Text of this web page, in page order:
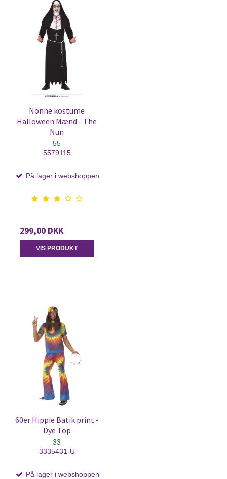
Nonne kostume
Halloween Mænd - The
Nun
55
5579115
På lager i webshoppen
299,00 DKK
VIS PRODUKT
60er Hippie Batik print -
Dye Top
33
3335431-U
På lager i webshoppen